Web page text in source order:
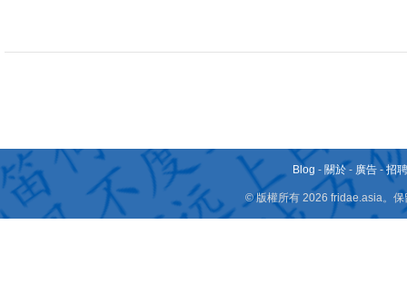
Blog - 關於 - 廣告 -招
© 版權所有 2026 fridae.asia。